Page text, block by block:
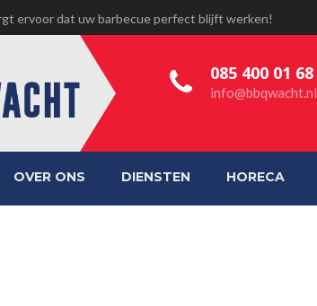
ervoor dat uw barbecue perfect blijft werken!
085 400 01 68
info@bbqwacht.nl
OVER ONS DIENSTEN HORECA